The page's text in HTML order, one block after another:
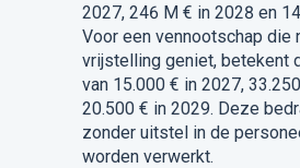
2027, 246 M € in 2028 en
Voor een vennootschap die
vrijstelling geniet, betekent
van 15.000 € in 2027,
20.500 € in 2029. Deze
zonder uitstel in de
worden verwerkt.